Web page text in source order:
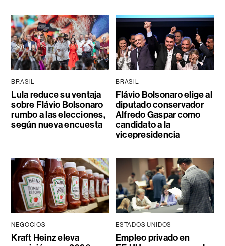
BRASIL
Lula reduce su ventaja
sobre Flávio Bolsonaro
rumbo a las elecciones,
según nueva encuesta
BRASIL
Flávio Bolsonaro elige al
diputado conservador
Alfredo Gaspar como
candidato a la
vicepresidencia
NEGOCIOS
Kraft Heinz eleva
ESTADOS UNIDOS
Empleo privado en